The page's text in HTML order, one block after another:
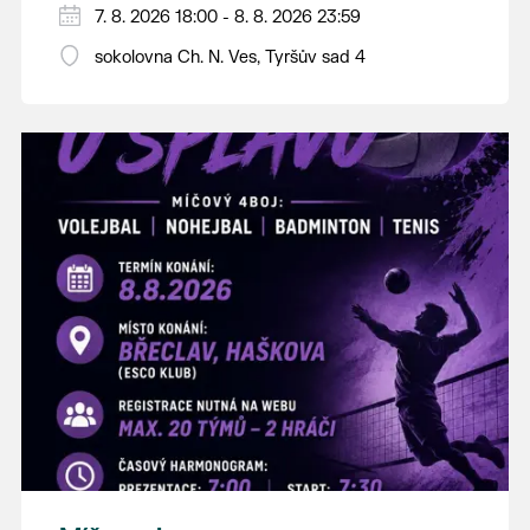
PÁTEK 7. srpna
18:00 - ruční stavění máje
14:00 - krojový průvod pro stárky od
hostince “U Buvola”
16:00 - odpolední zábava na sokolovně
21:00 - večerní zábava
K tanci a poslechu bude hrát DH
Lanžhotčané.
Těšíme se na Vás!
7. 8. 2026 18:00 - 8. 8. 2026 23:59
sokolovna Ch. N. Ves, Tyršův sad 4